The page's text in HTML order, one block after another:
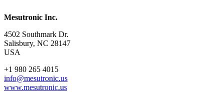
Mesutronic Inc.
4502 Southmark Dr.
Salisbury, NC 28147
USA
+1 980 265 4015
info@mesutronic.us
www.mesutronic.us